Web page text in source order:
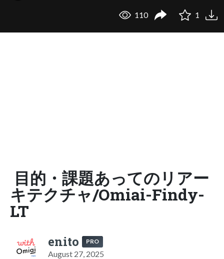
110 1
目的・課題あってのリアー
キテクチャ/Omiai-Findy-
LT
enito PRO
August 27, 2025